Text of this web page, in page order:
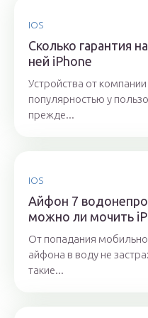
IOS
Сколько гарантия
ней iPhone
Устройства от
популярностью у
прежде...
IOS
Айфон 7
можно ли мочить
От попадания
айфона в воду не
такие...